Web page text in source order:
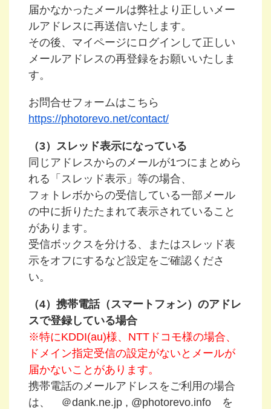
届かなかったメールは弊社より正しいメー
ルアドレスに再送信いたします。
その後、マイページにログインして正しい
メールアドレスの再登録をお願いいたしま
す。
お問合せフォームはこちら
https://photorevo.net/contact/
（3）スレッド表示になっている
同じアドレスからのメールが1つにまとめら
れる「スレッド表示」等の場合、
フォトレボからの受信している一部メール
の中に折りたたまれて表示されていること
があります。
受信ボックスを分ける、またはスレッド表
示をオフにするなど設定をご確認くださ
い。
（4）携帯電話（スマートフォン）のアドレ
スで登録している場合
※特にKDDI(au)様、NTTドコモ様の場合、
ドメイン指定受信の設定がないとメールが
届かないことがあります。
携帯電話のメールアドレスをご利用の場合
は、 ＠dank.ne.jp , @photorevo.info を